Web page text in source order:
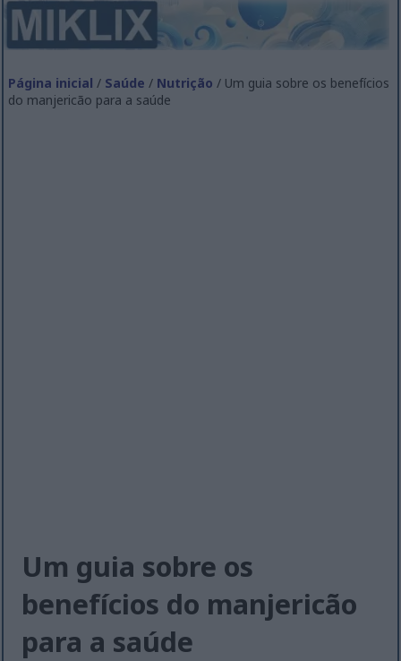
Página inicial / Saúde / Nutrição / Um guia sobre os benefícios
do manjericão para a saúde
Um guia sobre os
benefícios do manjericão
para a saúde